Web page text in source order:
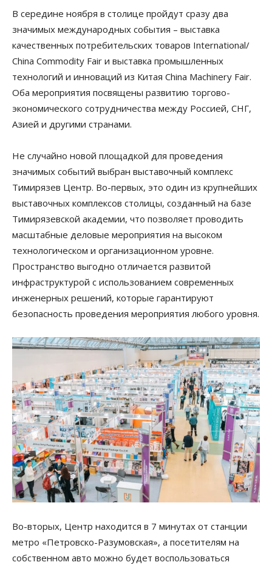
В середине ноября в столице пройдут сразу два
значимых международных события – выставка
качественных потребительских товаров International/
China Commodity Fair и выставка промышленных
технологий и инноваций из Китая China Machinery Fair.
Оба мероприятия посвящены развитию торгово-
экономического сотрудничества между Россией, СНГ,
Азией и другими странами.
Не случайно новой площадкой для проведения
значимых событий выбран выставочный комплекс
Тимирязев Центр. Во-первых, это один из крупнейших
выставочных комплексов столицы, созданный на базе
Тимирязевской академии, что позволяет проводить
масштабные деловые мероприятия на высоком
технологическом и организационном уровне.
Пространство выгодно отличается развитой
инфраструктурой с использованием современных
инженерных решений, которые гарантируют
безопасность проведения мероприятия любого уровня.
Во-вторых, Центр находится в 7 минутах от станции
метро «Петровско-Разумовская», а посетителям на
собственном авто можно будет воспользоваться